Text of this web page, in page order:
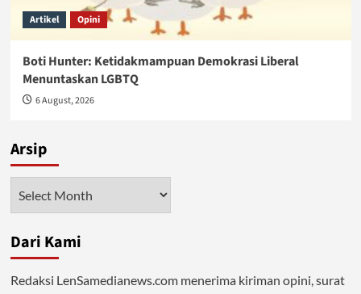
Artikel Opini
Boti Hunter: Ketidakmampuan Demokrasi Liberal
Menuntaskan LGBTQ
6 August, 2026
Arsip
Dari Kami
Redaksi LenSamedianews.com menerima kiriman opini, surat